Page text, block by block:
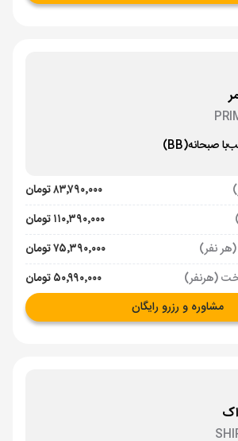
با صبحانه(BB)
۸۳٬۷۹۰٬۰۰۰ تومان
۱۱۰٬۳۹۰٬۰۰۰ تومان
نفر)
۷۵٬۳۹۰٬۰۰۰ تومان
(هرنفر)
۵۰٬۹۹۰٬۰۰۰ تومان
مشاوره و رزرو رایگان